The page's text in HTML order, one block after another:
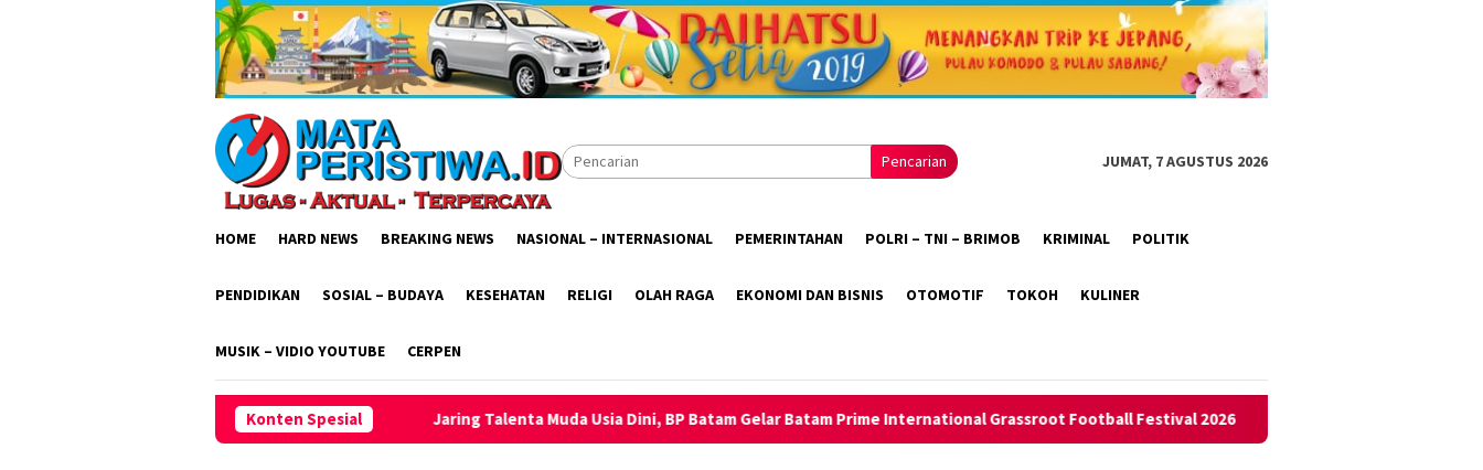
Pencarian JUMAT, 7 AGUSTUS 2026
HOME HARD NEWS BREAKING NEWS NASIONAL – INTERNASIONAL PEMERINTAHAN POLRI – TNI – BRIMOB KRIMINAL POLITIK
PENDIDIKAN SOSIAL – BUDAYA KESEHATAN RELIGI OLAH RAGA EKONOMI DAN BISNIS OTOMOTIF TOKOH KULINER
MUSIK – VIDIO YOUTUBE CERPEN
Konten Spesial
Jaring Talenta Muda Usia Dini, BP Batam Gelar Batam Prime International Grassroot Football Festival 2026 Bukan Lagi Masalah Biaya, Tren Menikah di KUA